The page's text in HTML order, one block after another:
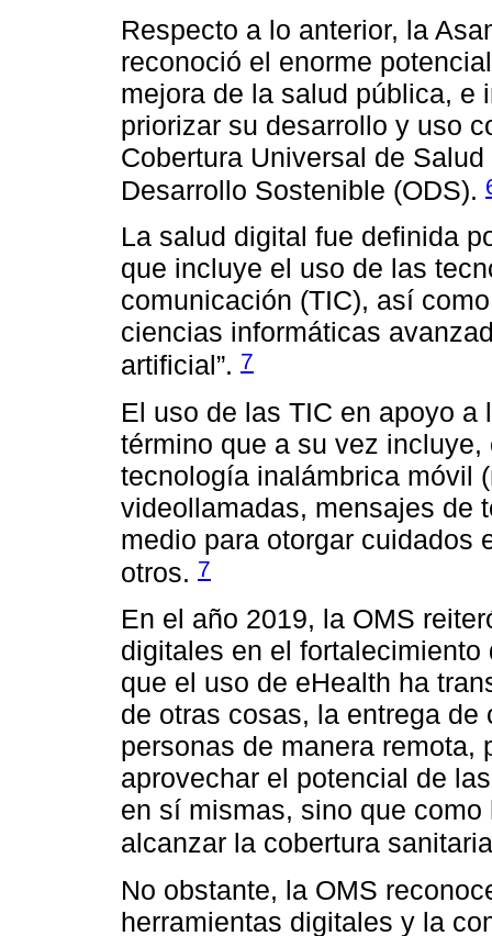
Respecto a lo anterior, la
reconoció el enorme
mejora de la salud pública, e
priorizar su desarrollo y uso
Cobertura Universal de
Desarrollo Sostenible (ODS).
La salud digital fue definida
que incluye el uso de las
comunicación (TIC), así
ciencias informáticas
artificial”. 7
El uso de las TIC en apoyo
término que a su vez
tecnología inalámbrica móvil
videollamadas, mensajes de
medio para otorgar cuidados
otros. 7
En el año 2019, la OMS
digitales en el
que el uso de eHealth ha
de otras cosas, la entrega
personas de manera remota,
aprovechar el potencial de
en sí mismas, sino que
alcanzar la cobertura
No obstante, la OMS
herramientas digitales y la